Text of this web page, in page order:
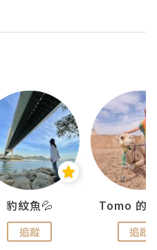
豹紋魚💦
追蹤 追蹤